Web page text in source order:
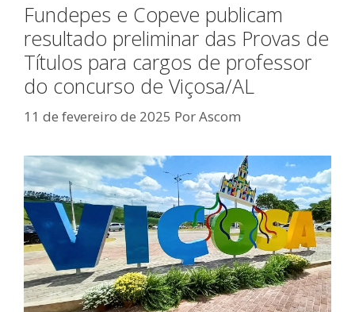
Fundepes e Copeve publicam
resultado preliminar das Provas de
Títulos para cargos de professor
do concurso de Viçosa/AL
11 de fevereiro de 2025 PorAscom